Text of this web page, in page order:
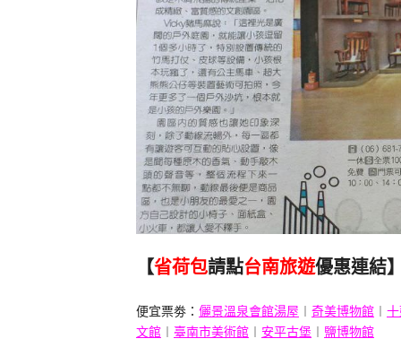
【省荷包請點台南旅遊優惠連結
便宜票劵： 儷景溫泉會館湯屋 ︱ 奇美博物館 ︱
文館 ︱ 臺南市美術館 ︱ 安平古堡 ︱ 鹽博物館